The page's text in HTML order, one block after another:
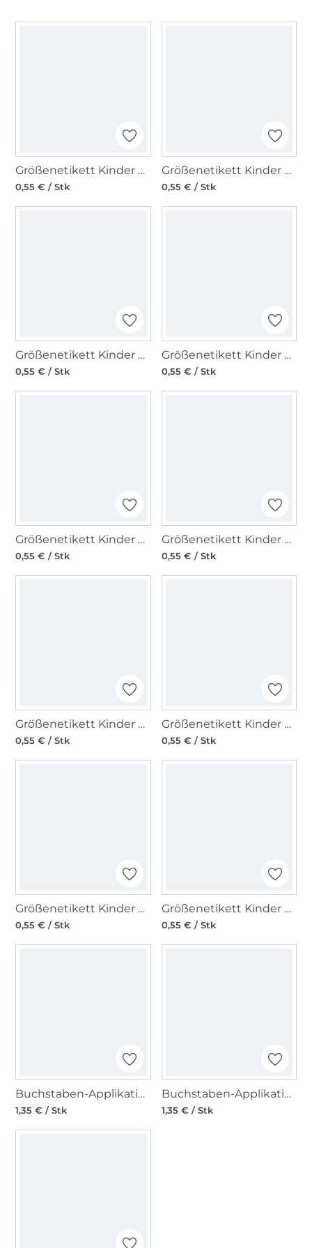
Größenetikett Kinder Gr. 104
0,55 € / Stk
Größenetikett Kinder Gr. 86
0,55 € / Stk
Größenetikett Kinder Gr. 62
0,55 € / Stk
Größenetikett Kinder Gr. 116
0,55 € / Stk
Größenetikett Kinder Gr. 110
0,55 € / Stk
Größenetikett Kinder Gr. 98
0,55 € / Stk
Größenetikett Kinder Gr. 92
0,55 € / Stk
Größenetikett Kinder Gr. 134
0,55 € / Stk
Größenetikett Kinder Gr. 50
0,55 € / Stk
Größenetikett Kinder Gr. 56
0,55 € / Stk
Buchstaben-Applikation Jeans, T
1,35 € / Stk
Buchstaben-Applikation Jeans, O
1,35 € / Stk